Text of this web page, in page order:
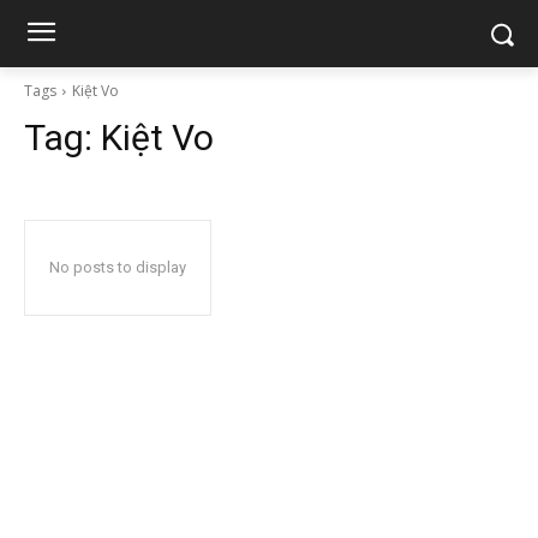
Tags Kiệt Vo
Tag: Kiệt Vo
No posts to display